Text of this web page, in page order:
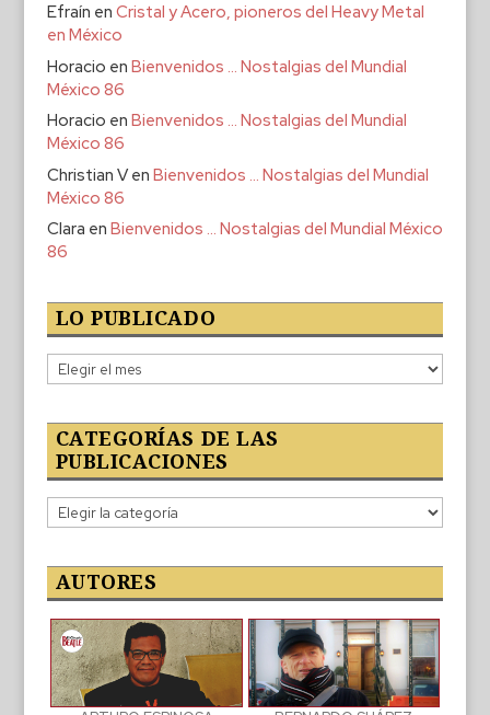
Efraín en Cristal y Acero, pioneros del Heavy Metal
en México
Horacio en Bienvenidos … Nostalgias del Mundial
México 86
Horacio en Bienvenidos … Nostalgias del Mundial
México 86
Christian Ven Bienvenidos … Nostalgias del Mundial
México 86
Clara en Bienvenidos … Nostalgias del Mundial México
86
LO PUBLICADO
Lo
publicado
CATEGORÍAS DE LAS
PUBLICACIONES
Categorías
de
publicaciones
AUTORES